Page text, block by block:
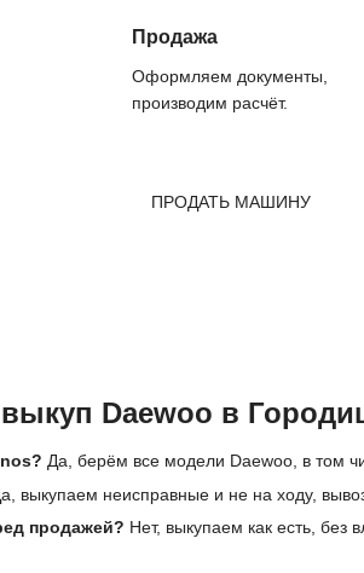
Продажа
Оформляем документы,
производим расчёт.
ПРОДАТЬ МАШИНУ
Daewoo в
Да, берём все модели Daewoo, в том
выкупаем неисправные и не на ходу,
продажей? Нет, выкупаем как есть, без